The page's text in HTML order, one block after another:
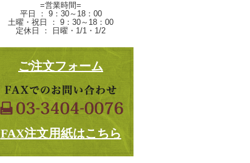
=営業時間=
平日 ： 9：30～18：00
土曜・祝日 ： 9：30～18：00
定休日 ： 日曜・1/1・1/2
ご注文フォーム
FAX注文用紙はこちら